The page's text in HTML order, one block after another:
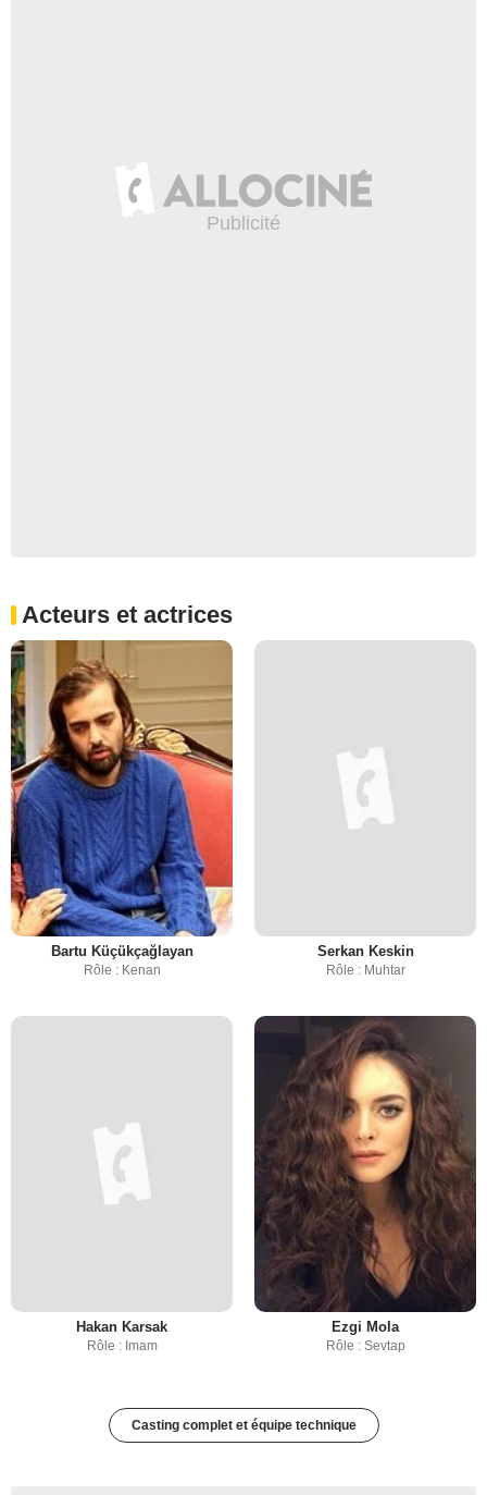
Acteurs et actrices
Bartu Küçükçağlayan
Rôle : Kenan
Serkan Keskin
Rôle : Muhtar
Hakan Karsak
Rôle : Imam
Ezgi Mola
Rôle : Sevtap
Casting complet et équipe technique